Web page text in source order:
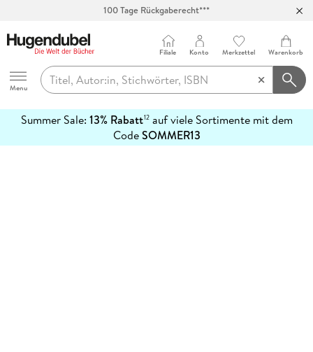
100 Tage Rückgaberecht***
Hugendubel
Menu
Filiale Konto Merkzettel Warenkorb
Summer Sale: 13% Rabatt12auf viele Sortimente mit dem
CodeSOMMER13
erfahren